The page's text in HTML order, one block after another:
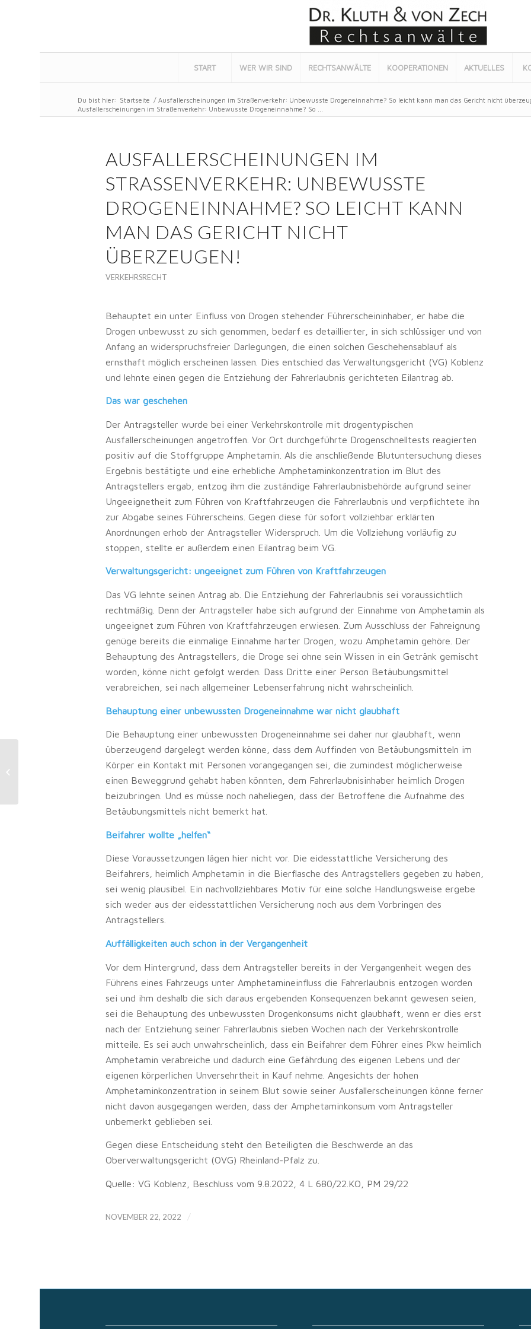
START WER WIR SIND RECHTSANWÄLTE KOOPERATIONEN AKTUELLES
Du bist hier: Startseite / Ausfallerscheinungen im Straßenverkehr: Unbewusste Drogeneinnahme? So leicht kann man das Gericht nicht
Ausfallerscheinungen im Straßenverkehr: Unbewusste Drogeneinnahme? So ...
AUSFALLERSCHEINUNGEN IM
STRASSENVERKEHR: UNBEWUSSTE D
ROGENEINNAHME? SO LEICHT KANN M
AN DAS GERICHT NICHT Ü
BERZEUGEN!
VERKEHRSRECHT
Behauptet ein unter Einfluss von Drogen stehender Führerscheininhaber, er habe die
Drogen unbewusst zu sich genommen, bedarf es detaillierter, in sich schlüssiger und von
Anfang an widerspruchsfreier Darlegungen, die einen solchen Geschehensablauf als
ernsthaft möglich erscheinen lassen. Dies entschied das Verwaltungsgericht (VG) Koblenz
und lehnte einen gegen die Entziehung der Fahrerlaubnis gerichteten Eilantrag ab.
Das war geschehen
Der Antragsteller wurde bei einer Verkehrskontrolle mit drogentypischen
Ausfallerscheinungen angetroffen. Vor Ort durchgeführte Drogenschnelltests reagierten
positiv auf die Stoffgruppe Amphetamin. Als die anschließende Blutuntersuchung dieses
Ergebnis bestätigte und eine erhebliche Amphetaminkonzentration im Blut des
Antragstellers ergab, entzog ihm die zuständige Fahrerlaubnisbehörde aufgrund seiner
Ungeeignetheit zum Führen von Kraftfahrzeugen die Fahrerlaubnis und verpflichtete ihn
zur Abgabe seines Führerscheins. Gegen diese für sofort vollziehbar erklärten
Anordnungen erhob der Antragsteller Widerspruch. Um die Vollziehung vorläufig zu
stoppen, stellte er außerdem einen Eilantrag beim VG.
Verwaltungsgericht: ungeeignet zum Führen von Kraftfahrzeugen
Das VG lehnte seinen Antrag ab. Die Entziehung der Fahrerlaubnis sei voraussichtlich
rechtmäßig. Denn der Antragsteller habe sich aufgrund der Einnahme von Amphetamin als
ungeeignet zum Führen von Kraftfahrzeugen erwiesen. Zum Ausschluss der Fahreignung
genüge bereits die einmalige Einnahme harter Drogen, wozu Amphetamin gehöre. Der
Behauptung des Antragstellers, die Droge sei ohne sein Wissen in ein Getränk gemischt
worden, könne nicht gefolgt werden. Dass Dritte einer Person Betäubungsmittel
verabreichen, sei nach allgemeiner Lebenserfahrung nicht wahrscheinlich.
Behauptung einer unbewussten Drogeneinnahme war nicht glaubhaft
Die Behauptung einer unbewussten Drogeneinnahme sei daher nur glaubhaft, wenn
überzeugend dargelegt werden könne, dass dem Auffinden von Betäubungsmitteln im
Körper ein Kontakt mit Personen vorangegangen sei, die zumindest möglicherweise
einen Beweggrund gehabt haben könnten, dem Fahrerlaubnisinhaber heimlich Drogen
beizubringen. Und es müsse noch naheliegen, dass der Betroffene die Aufnahme des
Betäubungsmittels nicht bemerkt hat.
Beifahrer wollte „helfen“
Diese Voraussetzungen lägen hier nicht vor. Die eidesstattliche Versicherung des
Beifahrers, heimlich Amphetamin in die Bierflasche des Antragstellers gegeben zu haben,
sei wenig plausibel. Ein nachvollziehbares Motiv für eine solche Handlungsweise ergebe
sich weder aus der eidesstattlichen Versicherung noch aus dem Vorbringen des
Antragstellers.
Auffälligkeiten auch schon in der Vergangenheit
Vor dem Hintergrund, dass dem Antragsteller bereits in der Vergangenheit wegen des
Führens eines Fahrzeugs unter Amphetamineinfluss die Fahrerlaubnis entzogen worden
sei und ihm deshalb die sich daraus ergebenden Konsequenzen bekannt gewesen seien,
sei die Behauptung des unbewussten Drogenkonsums nicht glaubhaft, wenn er dies erst
nach der Entziehung seiner Fahrerlaubnis sieben Wochen nach der Verkehrskontrolle
mitteile. Es sei auch unwahrscheinlich, dass ein Beifahrer dem Führer eines Pkw heimlich
Amphetamin verabreiche und dadurch eine Gefährdung des eigenen Lebens und der
eigenen körperlichen Unversehrtheit in Kauf nehme. Angesichts der hohen
Amphetaminkonzentration in seinem Blut sowie seiner Ausfallerscheinungen könne ferner
nicht davon ausgegangen werden, dass der Amphetaminkonsum vom Antragsteller
unbemerkt geblieben sei.
Gegen diese Entscheidung steht den Beteiligten die Beschwerde an das
Oberverwaltungsgericht (OVG) Rheinland-Pfalz zu.
Quelle: VG Koblenz, Beschluss vom 9.8.2022, 4 L 680/22.KO, PM 29/22
NOVEMBER 22, 2022 /
dürfen Verwahrungskosten für ein